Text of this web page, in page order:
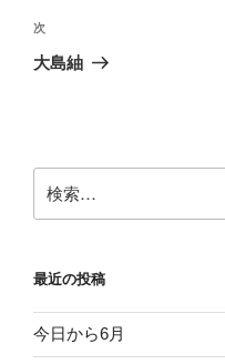
ビ
ゲ
ン
稿
次
の
次
大島紬
索:
最近の投稿
今日から6月